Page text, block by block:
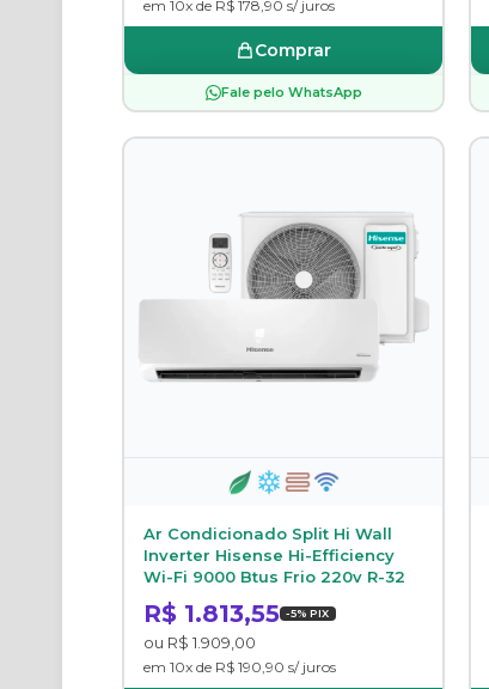
em 10x de R$ 178,90 s/ juros
Comprar
Fale pelo WhatsApp
Ar Condicionado Split Hi Wall
Inverter Hisense Hi-Efficiency
Wi-Fi 9000 Btus Frio 220v R-32
R$ 1.813,55 -5% PIX
ou R$ 1.909,00
em 10x de R$ 190,90 s/ juros